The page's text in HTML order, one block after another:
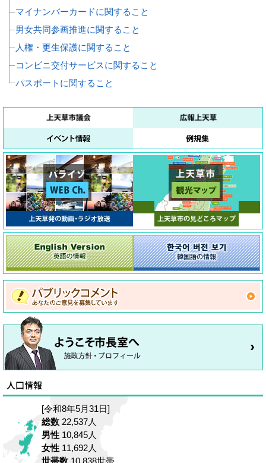
マイナンバーカードに関すること
男女共同参画推進に関すること
人権・更生保護に関すること
コンビニ交付サービスに関すること
パスポートに関すること
[令和8年5月31日]
総数 22,537人
男性 10,845人
女性 11,692人
世帯数 10,838世帯